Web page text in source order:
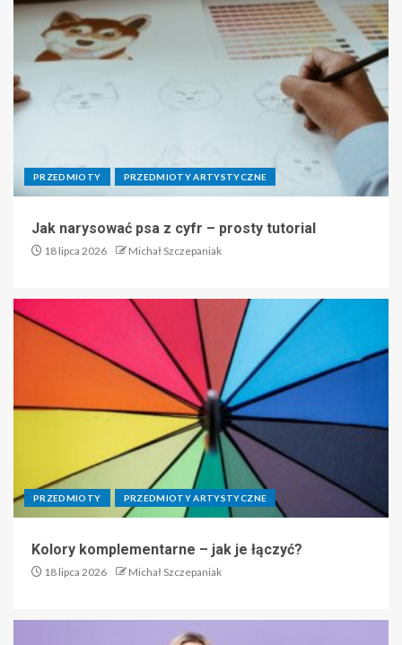
PRZEDMIOTY PRZEDMIOTY ARTYSTYCZNE
Jak narysować psa z cyfr – prosty tutorial
18 lipca 2026 Michał Szczepaniak
PRZEDMIOTY PRZEDMIOTY ARTYSTYCZNE
Kolory komplementarne – jak je łączyć?
18 lipca 2026 Michał Szczepaniak